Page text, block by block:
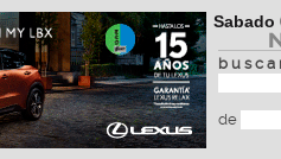
Sabado
b u s c a
de